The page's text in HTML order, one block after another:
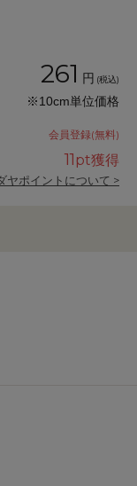
261 円 (税込)
※10cm単位価格
会員登録(無料)
11pt獲得
ヤポイントについて >